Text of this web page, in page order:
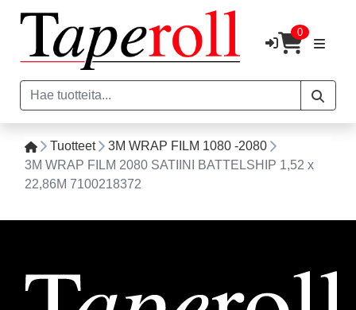
0
Tuotteet
3M WRAP FILM 1080 -2080
3M WRAP FILM 2080 SATIINI BATTELSHIP 1,52 x
22,86M 7100218372